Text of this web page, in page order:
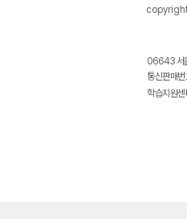
06643 서
통신판매
학습지원